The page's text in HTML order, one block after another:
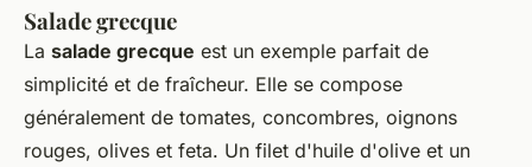
Salade grecque
La salade grecque est un exemple parfait de
simplicité et de fraîcheur. Elle se compose
généralement de tomates, concombres, oignons
rouges, olives et feta. Un filet d'huile d'olive et un